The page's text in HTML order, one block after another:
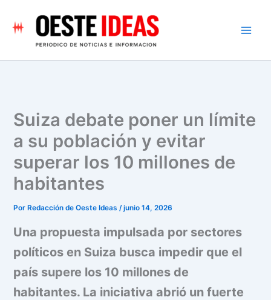
contenido
Suiza debate poner un límite
a su población y evitar
superar los 10 millones de
habitantes
Por Redacción de Oeste Ideas/junio 14, 2026
Una propuesta impulsada por sectores
políticos en Suiza busca impedir que el
país supere los 10 millones de
habitantes. La iniciativa abrió un fuerte